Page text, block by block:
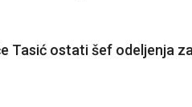
Tasić ostati šef odeljenja